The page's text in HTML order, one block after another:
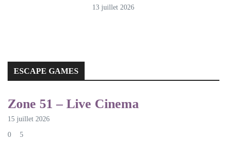
13 juillet 2026
ESCAPE GAMES
ESCAPE GAMES
Zone 51 – Live Cinema
15 juillet 2026
0 5